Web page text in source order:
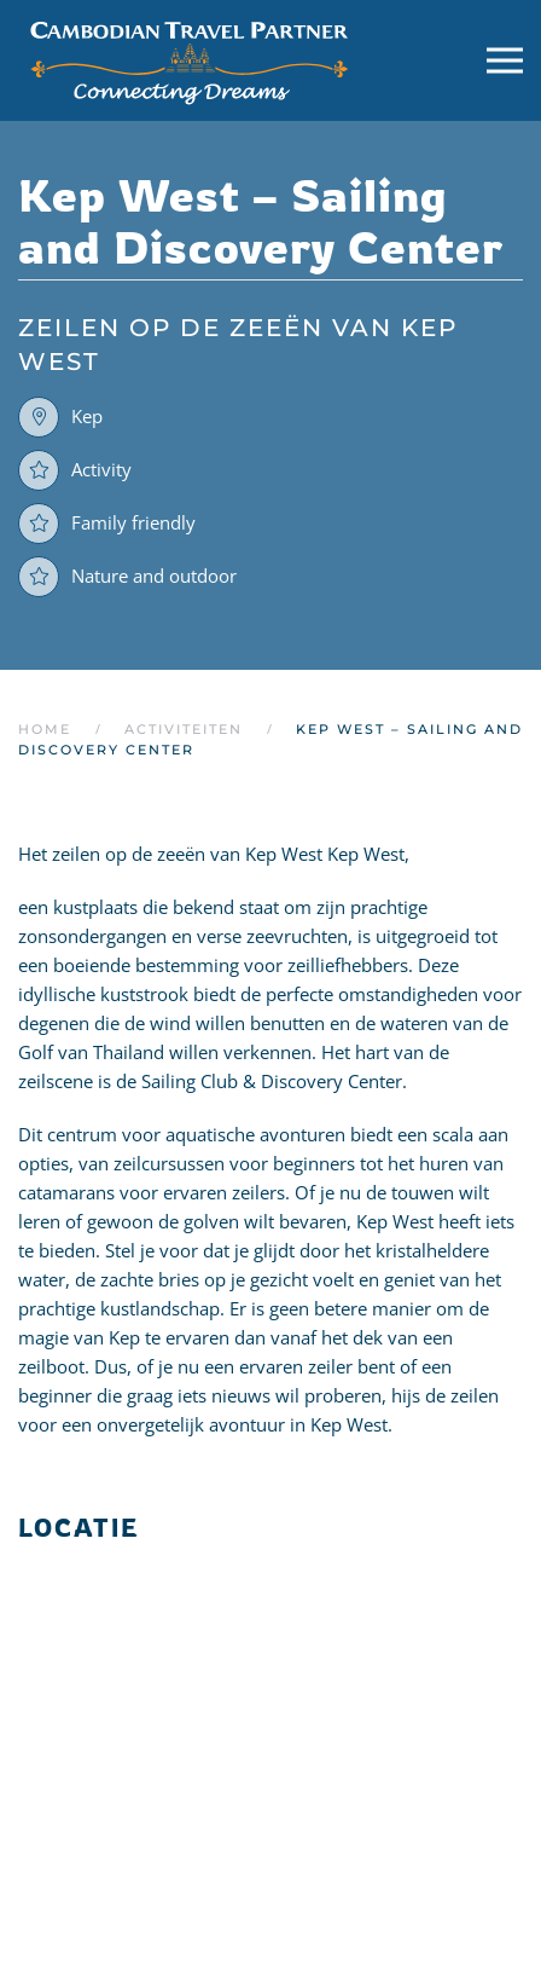
Kep West – Sailing
and Discovery Center
ZEILEN OP DE ZEEËN VAN KEP
WEST
Kep
Activity
Family friendly
Nature and outdoor
HOME ACTIVITEITEN
KEP WEST – SAILING AND
DISCOVERY CENTER
Het zeilen op de zeeën van Kep West Kep West,
een kustplaats die bekend staat om zijn prachtige
zonsondergangen en verse zeevruchten, is uitgegroeid tot
een boeiende bestemming voor zeilliefhebbers. Deze
idyllische kuststrook biedt de perfecte omstandigheden voor
degenen die de wind willen benutten en de wateren van de
Golf van Thailand willen verkennen. Het hart van de
zeilscene is de Sailing Club & Discovery Center.
Dit centrum voor aquatische avonturen biedt een scala aan
opties, van zeilcursussen voor beginners tot het huren van
catamarans voor ervaren zeilers. Of je nu de touwen wilt
leren of gewoon de golven wilt bevaren, Kep West heeft iets
te bieden. Stel je voor dat je glijdt door het kristalheldere
water, de zachte bries op je gezicht voelt en geniet van het
prachtige kustlandschap. Er is geen betere manier om de
magie van Kep te ervaren dan vanaf het dek van een
zeilboot. Dus, of je nu een ervaren zeiler bent of een
beginner die graag iets nieuws wil proberen, hijs de zeilen
voor een onvergetelijk avontuur in Kep West.
LOCATIE